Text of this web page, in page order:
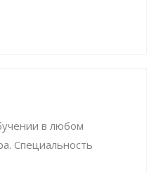
в любом
Специальность